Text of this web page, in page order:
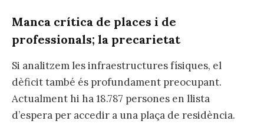
Manca crítica de places i de
professionals; la precarietat
Si analitzem les infraestructures físiques, el
dèficit també és profundament preocupant.
Actualment hi ha 18.787 persones en llista
d’espera per accedir a una plaça de residència.